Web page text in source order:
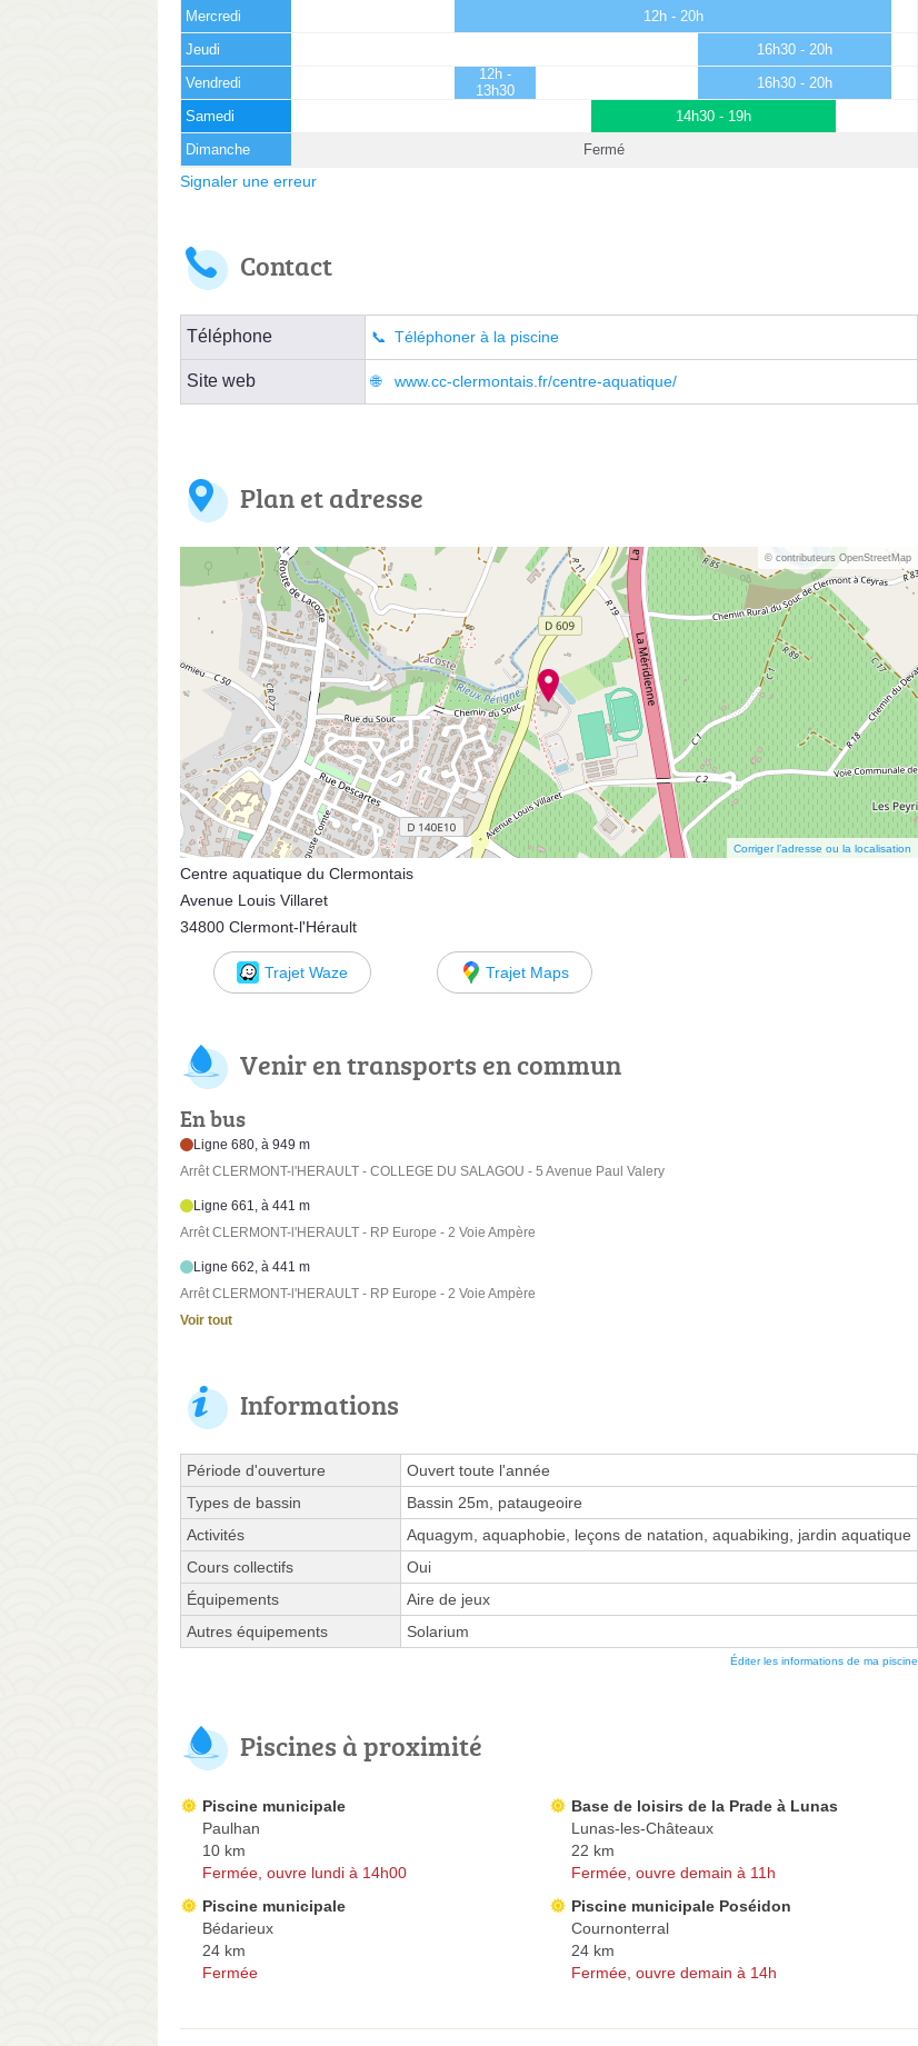
Mercredi 12h - 20h
Jeudi 16h30 - 20h
Vendredi
12h -
13h30
16h30 - 20h
Samedi 14h30 - 19h
Dimanche Fermé
Signaler une erreur
Contact
Téléphone Téléphoner à la piscine
Site web www.cc-clermontais.fr/centre-aquatique/
Plan et adresse
© contributeurs OpenStreetMap
Corriger l’adresse ou la localisation
Centre aquatique du Clermontais
Avenue Louis Villaret
34800 Clermont-l'Hérault
Trajet Waze Trajet Maps
Venir en transports en commun
En bus
Ligne 680, à 949 m
Arrêt CLERMONT-l'HERAULT - COLLEGE DU SALAGOU - 5 Avenue Paul Valery
Ligne 661, à 441 m
Arrêt CLERMONT-l'HERAULT - RP Europe - 2 Voie Ampère
Ligne 662, à 441 m
Arrêt CLERMONT-l'HERAULT - RP Europe - 2 Voie Ampère
Voir tout
Informations
Période d'ouverture
Ouvert toute l'année
Types de bassin
Bassin 25m, pataugeoire
Activités
Aquagym, aquaphobie, leçons de natation, aquabiking, jardin aquatique
Cours collectifs
Oui
Équipements
Aire de jeux
Autres équipements
Solarium
Éditer les informations de ma piscine
Piscines à proximité
Piscine municipale
Paulhan
10 km
Fermée, ouvre lundi à 14h00
Base de loisirs de la Prade à Lunas
Lunas-les-Châteaux
22 km
Fermée, ouvre demain à 11h
Piscine municipale
Bédarieux
24 km
Fermée
Piscine municipale Poséidon
Cournonterral
24 km
Fermée, ouvre demain à 14h